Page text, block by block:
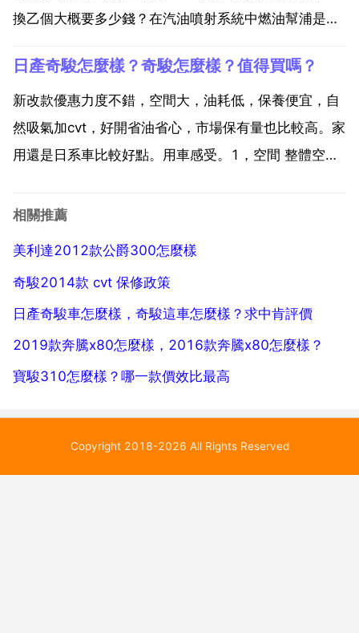
換乙個大概要多少錢？在汽油噴射系統中燃油幫浦是極
種不良的症狀。一 燃油幫浦出現故障會給汽車帶來哪些
問題？1 有加速無力，急加油時有唑車現象。2 啟動時
不...
日產奇駿怎麼樣？奇駿怎麼樣？值得買嗎？
新改款優惠力度不錯，空間大，油耗低，保養便宜，自
然吸氣加cvt，好開省油省心，市場保有量也比較高。家
用還是日系車比較好點。用車感受。1，空間 整體空間
到合適位置，腿部空間還很充裕，後排也很寬敞，空間
相關推薦
美利達2012款公爵300怎麼樣
奇駿2014款 cvt 保修政策
日產奇駿車怎麼樣，奇駿這車怎麼樣？求中肯評價
2019款奔騰x80怎麼樣，2016款奔騰x80怎麼樣？
寶駿310怎麼樣？哪一款價效比最高
Copyright 2018-2026 All Rights Reserved